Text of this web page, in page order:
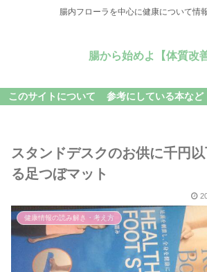
腸内フローラを中心に健康について情
腸から始めよ【体質改
このサイトについて 参考にしている本など
スタンドデスクのお供に千円
る足つぼマット
健康情報の読み解き・考え方